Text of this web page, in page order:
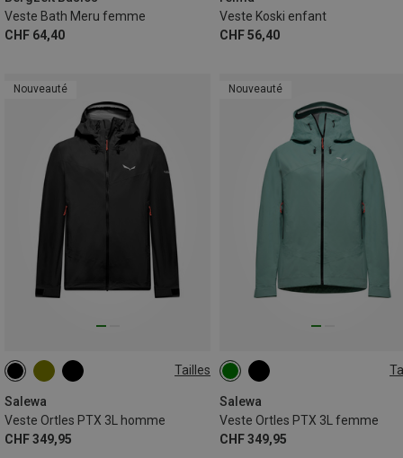
Veste Bath Meru femme
CHF 64,40
Veste Koski enfant
CHF 56,40
Nouveauté
Tailles
Salewa
Veste Ortles PTX 3L homme
CHF 349,95
S M L
Nouveauté
Salewa
Veste Ortles PTX 3L femme
CHF 349,95
XS S